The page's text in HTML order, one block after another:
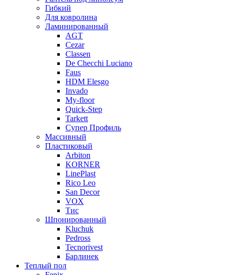
Гибкий
Для ковролина
Ламинированный
AGT
Cezar
Classen
De Checchi Luciano
Faus
HDM Elesgo
Invado
My-floor
Quick-Step
Tarkett
Супер Профиль
Массивный
Пластиковый
Arbiton
KORNER
LinePlast
Rico Leo
San Decor
VOX
Тис
Шпонированный
Kluchuk
Pedross
Tecnorivest
Барлинек
Теплый пол